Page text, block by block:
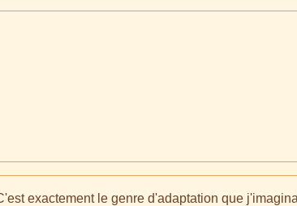
exactement le genre d'adaptation que